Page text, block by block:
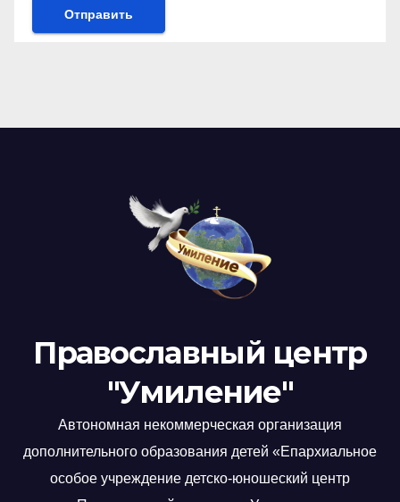
Православный центр
"Умиление"
Автономная некоммерческая организация
дополнительного образования детей «Епархиальное
особое учреждение детско-юношеский центр